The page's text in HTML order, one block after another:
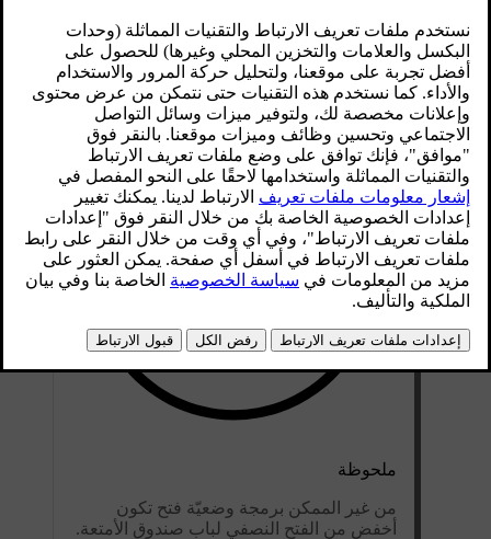
لضبط الحد الأقصى للفتح:
افتح باب صندوق الأمتعة - أوقفه عند وضع الفتح.
ملحوظة
من غير الممكن برمجة وضعيّة فتح تكون
أخفض من الفتح النصفي لباب صندوق الأمتعة.